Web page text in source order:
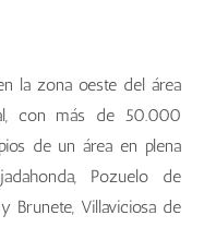
la zona oeste del área
con más de 50.000
de un área en plena
Pozuelo de
Brunete, Villaviciosa de